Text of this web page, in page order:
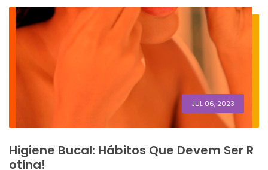
JUL 06, 2023
Higiene Bucal: Hábitos Que Devem Ser R
Otina!